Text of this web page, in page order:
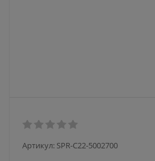
Артикул: SPR-C22-5002700